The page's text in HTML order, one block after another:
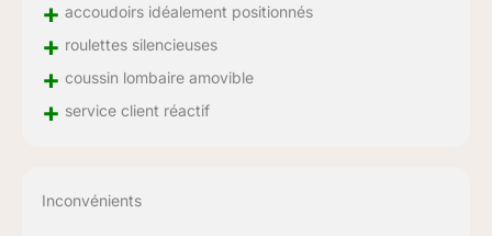
+ accoudoirs idéalement positionnés
+ roulettes silencieuses
+ coussin lombaire amovible
+ service client réactif
Inconvénients